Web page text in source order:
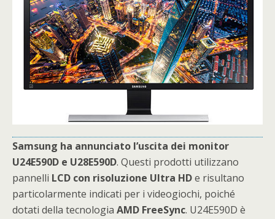
Samsung ha annunciato l’uscita dei monitor
U24E590D e U28E590D. Questi prodotti utilizzano
pannelli LCD con risoluzione Ultra HDe risultano
particolarmente indicati per i videogiochi, poiché
dotati della tecnologia AMD FreeSync. U24E590D è